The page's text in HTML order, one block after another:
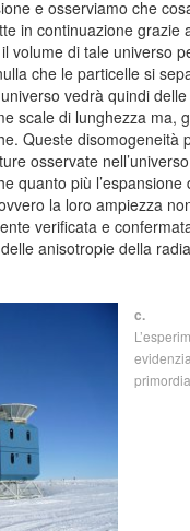
e osserviamo che
in continuazione
volume di tale universo
che le particelle si
vedrà quindi
scale di lunghezza ma,
Queste
osservate
quanto più
la loro ampiezza
verificata e
anisotropie della
c.